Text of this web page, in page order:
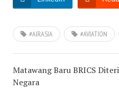
#AIRASIA #AVIATION
Matawang Baru BRICS
Negara